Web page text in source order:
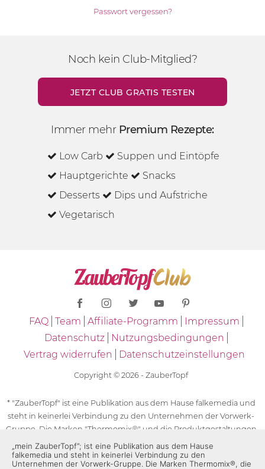
Passwort vergessen?
Noch kein Club-Mitglied?
JETZT CLUB GRATIS TESTEN
Immer mehr Premium Rezepte:
Low Carb
Suppen und Eintöpfe
Hauptgerichte
Snacks
Desserts
Dips und Aufstriche
Vegetarisch
FAQ Team Affiliate-Programm
Impressum
Datenschutz
Nutzungsbedingungen
Vertrag widerrufen
Datenschutzeinstellungen
Copyright © 2026 - ZauberTopf
* "ZauberTopf" ist eine Publikation aus dem Hause falkemedia und
steht in keinerlei Verbindung zu den Unternehmen der Vorwerk-
Gruppe. Die Marken "Thermomix®" und die Produktgestaltungen
des "Thermomix®" sind eingetragene Marken der Unternehmen
der Vorwerk-Gruppe. Die Marken Thermomix®, die Zeichen TM5®,
„mein ZauberTopf”; ist eine Publikation aus dem Hause
falkemedia und steht in keinerlei Verbindung zu den
Unternehmen der Vorwerk-Gruppe. Die Marken Thermomix®, die